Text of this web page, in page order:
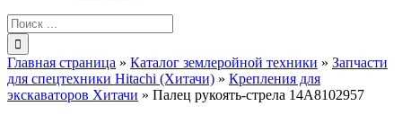
Результат
поиска:
Главная страница » Каталог землеройной техники » Запчасти
для спецтехники Hitachi (Хитачи) » Крепления для
экскаваторов Хитачи » Палец рукоять-стрела 14A8102957